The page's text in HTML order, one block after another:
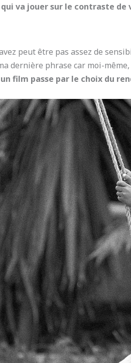
va jouer sur le contraste de
peut être pas assez de
dernière phrase car moi-
film passe par le choix du